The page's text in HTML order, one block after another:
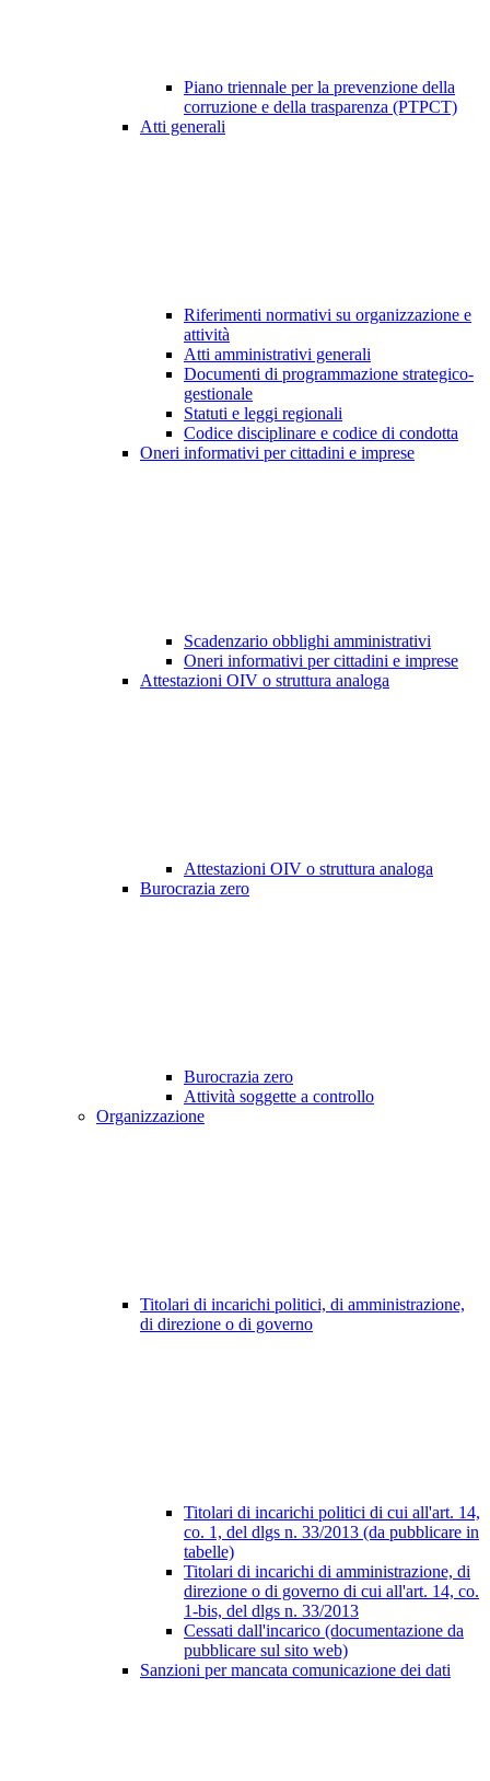
Piano triennale per la prevenzione della
corruzione e della trasparenza (PTPCT)
Atti generali
Riferimenti normativi su organizzazione e
attività
Atti amministrativi generali
Documenti di programmazione strategico-
gestionale
Statuti e leggi regionali
Codice disciplinare e codice di condotta
Oneri informativi per cittadini e imprese
Scadenzario obblighi amministrativi
Oneri informativi per cittadini e imprese
Attestazioni OIV o struttura analoga
Attestazioni OIV o struttura analoga
Burocrazia zero
Burocrazia zero
Attività soggette a controllo
Organizzazione
Titolari di incarichi politici, di amministrazione,
di direzione o di governo
Titolari di incarichi politici di cui all'art. 14,
co. 1, del dlgs n. 33/2013 (da pubblicare in
tabelle)
Titolari di incarichi di amministrazione, di
direzione o di governo di cui all'art. 14, co.
1-bis, del dlgs n. 33/2013
Cessati dall'incarico (documentazione da
pubblicare sul sito web)
Sanzioni per mancata comunicazione dei dati